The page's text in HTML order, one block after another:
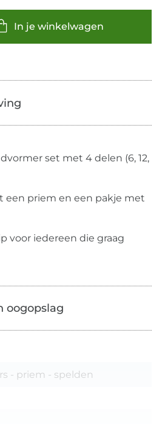
In je winkelwagen
set met 4 delen (6, 12,
een priem en een pakje met
voor iedereen die graag
oogopslag
- priem - spelden